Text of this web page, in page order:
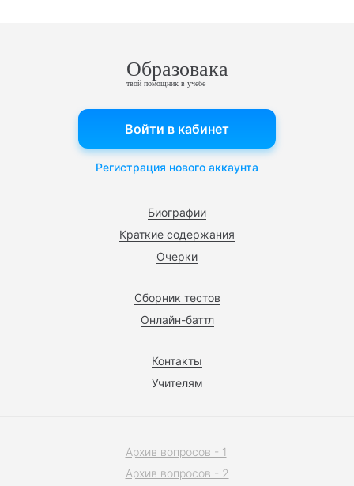
Образовака
твой помощник в учебе
Биографии
Краткие содержания
Очерки
Сборник тестов
Онлайн-баттл
Контакты
Учителям
Войти в кабинет
Регистрация нового аккаунта
Архив вопросов - 1
Архив вопросов - 2